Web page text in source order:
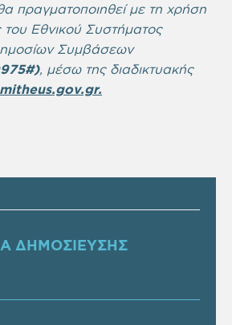
πραγματοποιηθεί με τη χρήση
Εθνικού Συστήματος
Συμβάσεων
), μέσω της διαδικτυακής
.
ΔΗΜΟΣΙΕΥΣΗΣ